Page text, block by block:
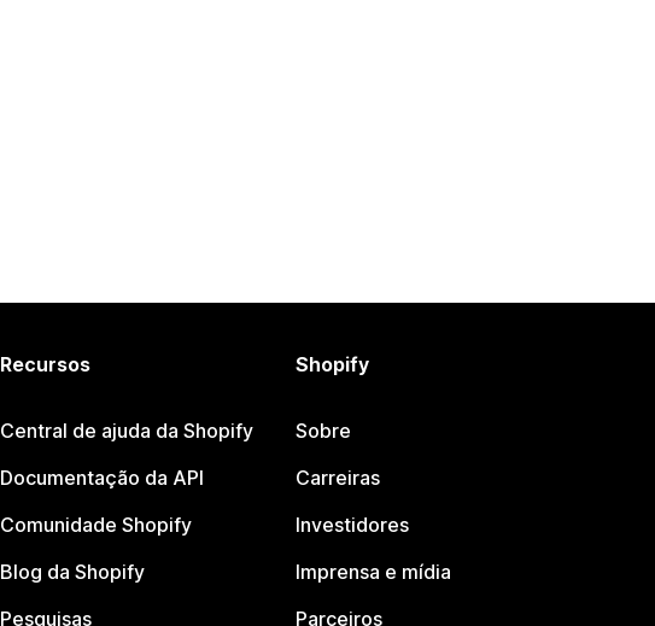
Recursos
Central de ajuda da Shopify
Documentação da API
Comunidade Shopify
Blog da Shopify
Pesquisas
Shopify
Sobre
Carreiras
Investidores
Imprensa e mídia
Parceiros